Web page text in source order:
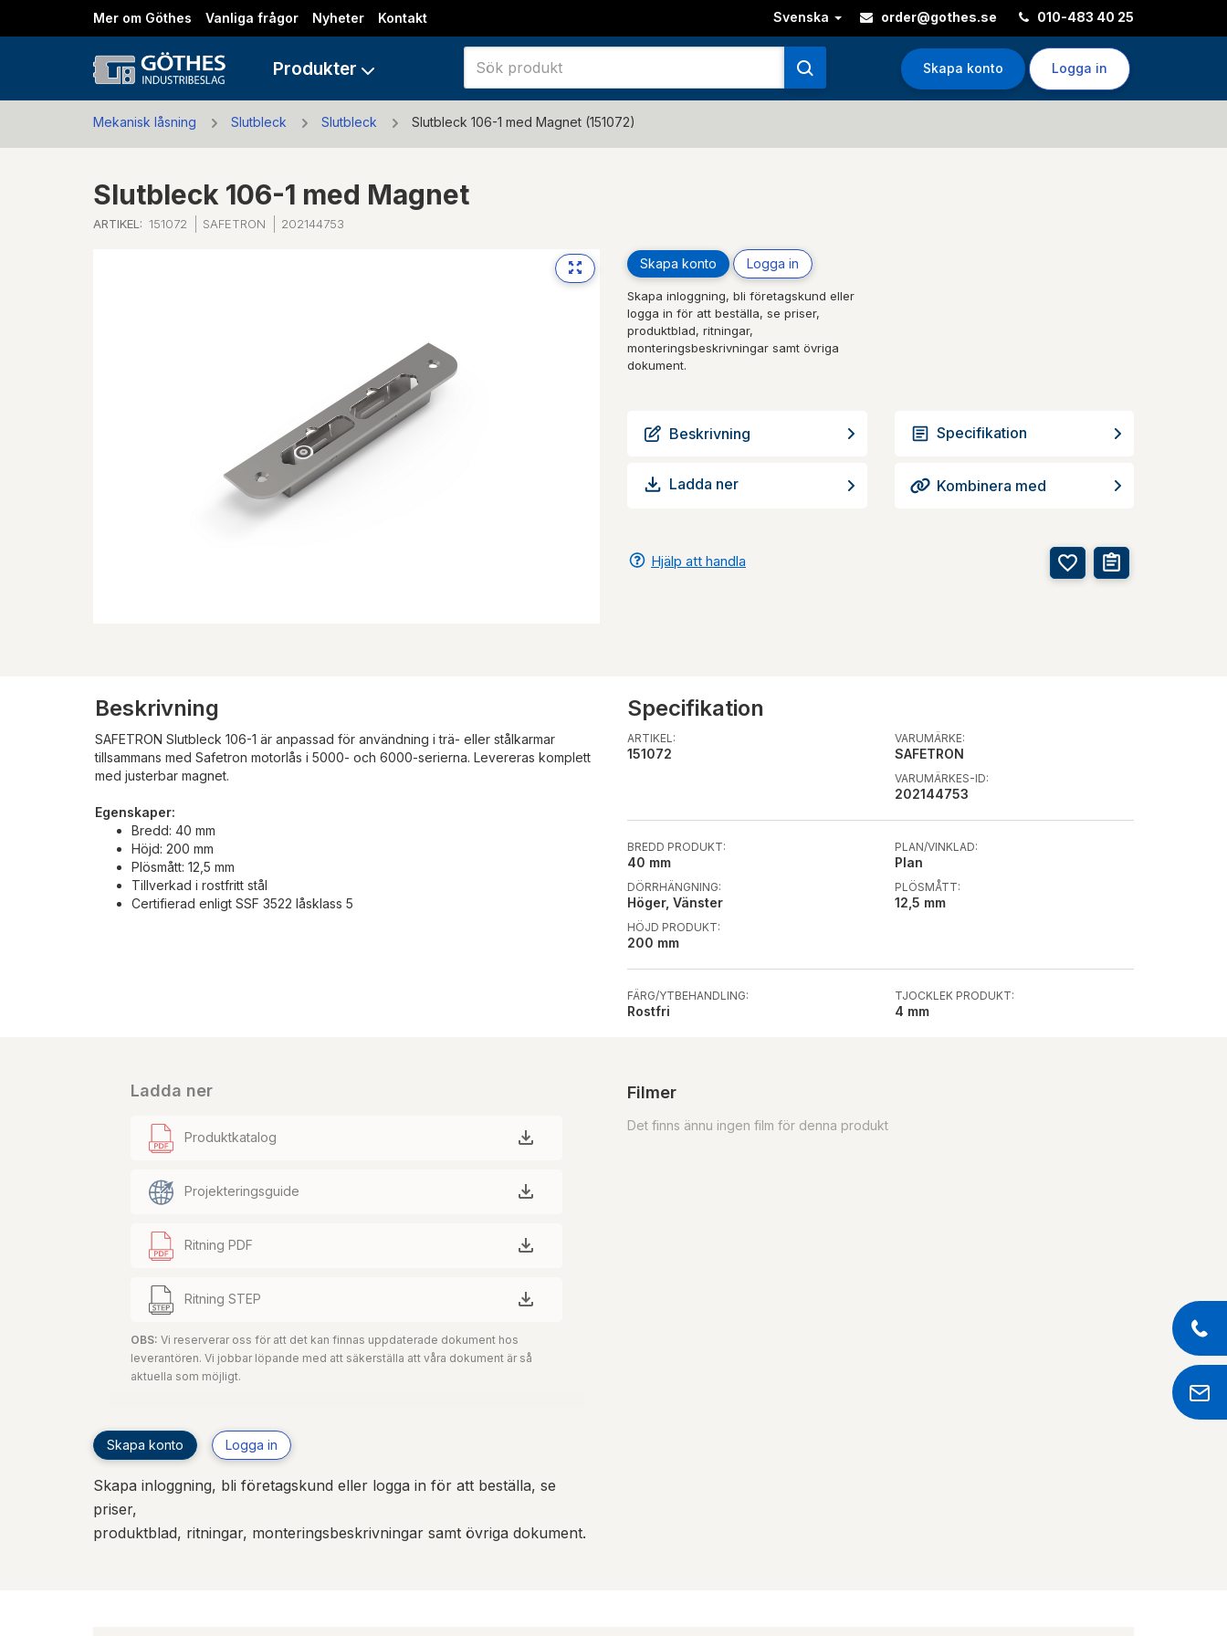
Mer om Göthes Vanliga frågor Nyheter Kontakt Svenska order@gothes.se 010-483 40 25
Skapa konto Logga in
Produkter
Mekanisk låsning Slutbleck Slutbleck Slutbleck 106-1 med Magnet (151072)
Slutbleck 106-1 med Magnet
ARTIKEL: 151072 SAFETRON 202144753
Skapa konto Logga in
Skapa inloggning, bli företagskund eller
logga in för att beställa, se priser,
produktblad, ritningar,
monteringsbeskrivningar samt övriga
dokument.
Beskrivning Specifikation
Ladda ner Kombinera med
Hjälp att handla
Beskrivning
SAFETRON Slutbleck 106-1 är anpassad för användning i trä- eller stålkarmar
tillsammans med Safetron motorlås i 5000- och 6000-serierna. Levereras komplett
med justerbar magnet.
Egenskaper:
Bredd: 40 mm
Höjd: 200 mm
Plösmått: 12,5 mm
Tillverkad i rostfritt stål
Certifierad enligt SSF 3522 låsklass 5
Specifikation
ARTIKEL:
151072
VARUMÄRKE:
SAFETRON
VARUMÄRKES-ID:
202144753
BREDD PRODUKT:
40 mm
DÖRRHÄNGNING:
Höger, Vänster
HÖJD PRODUKT:
200 mm
PLAN/VINKLAD:
Plan
PLÖSMÅTT:
12,5 mm
FÄRG/YTBEHANDLING:
Rostfri
TJOCKLEK PRODUKT:
4 mm
Ladda ner
Produktkatalog
Projekteringsguide
Ritning PDF
Ritning STEP
OBS: Vi reserverar oss för att det kan finnas uppdaterade dokument hos
leverantören. Vi jobbar löpande med att säkerställa att våra dokument är så
aktuella som möjligt.
Skapa konto Logga in
Skapa inloggning, bli företagskund eller logga in för att beställa, se
priser,
produktblad, ritningar, monteringsbeskrivningar samt övriga dokument.
Filmer
Det finns ännu ingen film för denna produkt